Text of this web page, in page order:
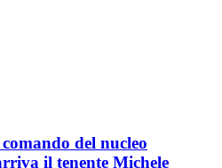
del nucleo
il tenente Michele